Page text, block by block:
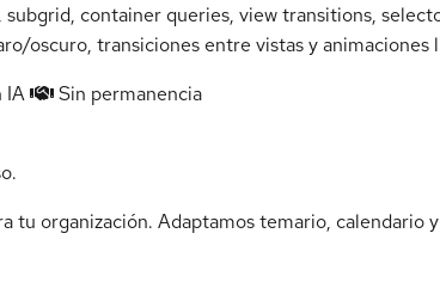
container queries, view transitions,
oscuro, transiciones entre vistas y animaciones
IA
Sin permanencia
tu organización. Adaptamos temario,